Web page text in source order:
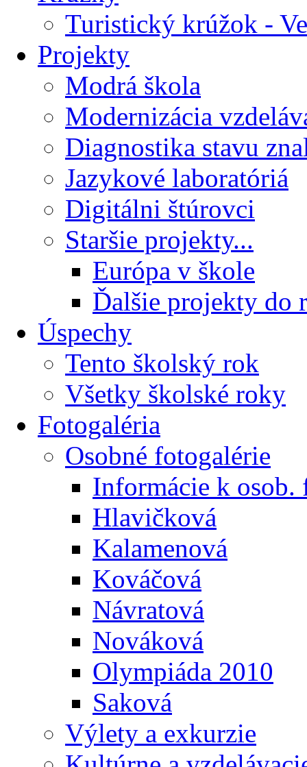
Turistický krúžok -
Projekty
Modrá škola
Modernizácia
Diagnostika stavu
Jazykové laboratóriá
Digitálni štúrovci
Staršie projekty...
Európa v škole
Ďalšie projekty do
Úspechy
Tento školský rok
Všetky školské roky
Fotogaléria
Osobné fotogalérie
Informácie k osob.
Hlavičková
Kalamenová
Kováčová
Návratová
Nováková
Olympiáda 2010
Saková
Výlety a exkurzie